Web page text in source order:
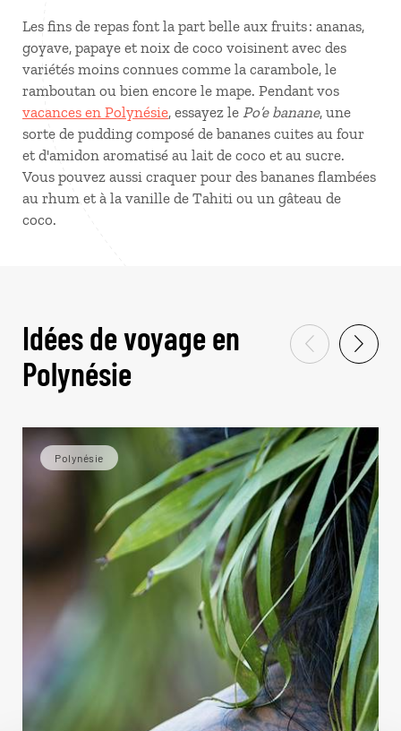
Les fins de repas font la part belle aux fruits : ananas,
goyave, papaye et noix de coco voisinent avec des
variétés moins connues comme la carambole, le
ramboutan ou bien encore le mape. Pendant vos
vacances en Polynésie, essayez le Po’e banane, une
sorte de pudding composé de bananes cuites au four
et d'amidon aromatisé au lait de coco et au sucre.
Vous pouvez aussi craquer pour des bananes flambées
au rhum et à la vanille de Tahiti ou un gâteau de
coco.
Idées de voyage en
Polynésie
Polynésie